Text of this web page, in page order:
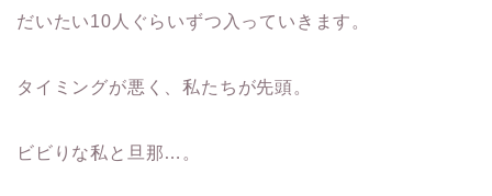
だいたい10人ぐらいずつ入っていきます。
タイミングが悪く、私たちが先頭。
ビビりな私と旦那…。